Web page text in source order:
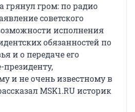
грянул гром: по радио
советского
исполнения
обязанностей по
и о передаче его
и не очень известному в
MSK1.RU историк